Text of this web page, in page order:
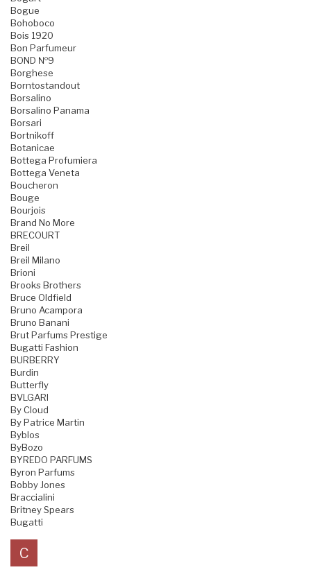
Bogue
Bohoboco
Bois 1920
Bon Parfumeur
BOND №9
Borghese
Borntostandout
Borsalino
Borsalino Panama
Borsari
Bortnikoff
Botanicae
Bottega Profumiera
Bottega Veneta
Boucheron
Bouge
Bourjois
Brand No More
BRECOURT
Breil
Breil Milano
Brioni
Brooks Brothers
Bruce Oldfield
Bruno Acampora
Bruno Banani
Brut Parfums Prestige
Bugatti Fashion
BURBERRY
Burdin
Butterfly
BVLGARI
By Cloud
By Patrice Martin
Byblos
ByBozo
BYREDO PARFUMS
Byron Parfums
Bobby Jones
Braccialini
Britney Spears
Bugatti
C